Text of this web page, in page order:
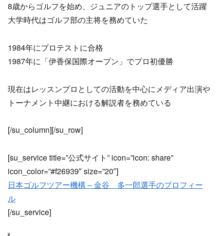
8歳からゴルフを始め、ジュニアのトップ選手として活躍
大学時代はゴルフ部の主将を務めていた
1984年にプロテストに合格
1987年に「伊香保国際オープン」でプロ初優勝
現在はレッスンプロとしての活動を中心にメディア出演や
トーナメント中継における解説者を務めている
[/su_column][/su_row]
[su_service title=”公式サイト” icon=”icon: share”
icon_color=”#f26939″ size=”20″]
日本ゴルフツアー機構 – 金谷 多一郎選手のプロフィー
ル
[/su_service]